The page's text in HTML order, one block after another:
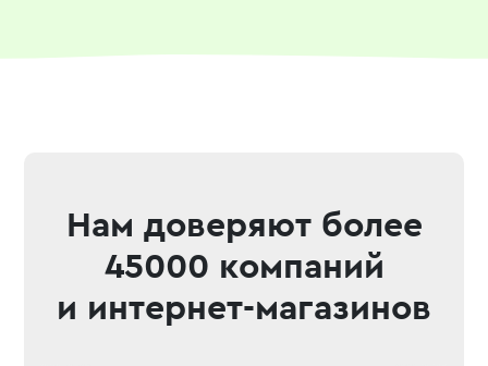
Нам доверяют более
45000 компаний
и интернет-магазинов